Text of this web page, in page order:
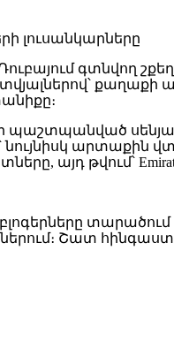
գտնվող
պաշտպանված
արտաքին
այդ թվում՝
տարածում
Շատ